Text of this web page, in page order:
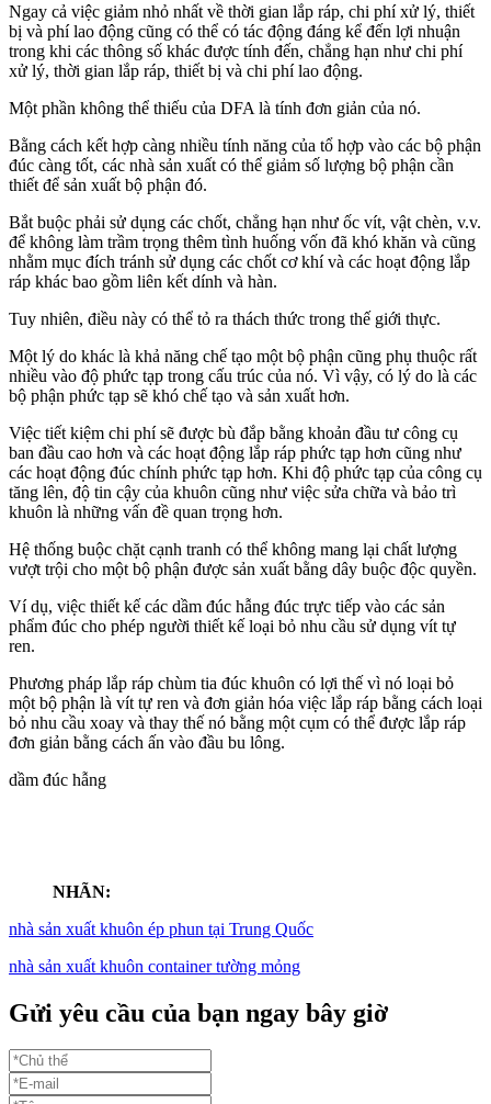
Ngay cả việc giảm nhỏ nhất về thời gian lắp ráp, chi phí xử lý, thiết
bị và phí lao động cũng có thể có tác động đáng kể đến lợi nhuận
trong khi các thông số khác được tính đến, chẳng hạn như chi phí
xử lý, thời gian lắp ráp, thiết bị và chi phí lao động.
Một phần không thể thiếu của DFA là tính đơn giản của nó.
Bằng cách kết hợp càng nhiều tính năng của tổ hợp vào các bộ phận
đúc càng tốt, các nhà sản xuất có thể giảm số lượng bộ phận cần
thiết để sản xuất bộ phận đó.
Bắt buộc phải sử dụng các chốt, chẳng hạn như ốc vít, vật chèn, v.v.
để không làm trầm trọng thêm tình huống vốn đã khó khăn và cũng
nhằm mục đích tránh sử dụng các chốt cơ khí và các hoạt động lắp
ráp khác bao gồm liên kết dính và hàn.
Tuy nhiên, điều này có thể tỏ ra thách thức trong thế giới thực.
Một lý do khác là khả năng chế tạo một bộ phận cũng phụ thuộc rất
nhiều vào độ phức tạp trong cấu trúc của nó. Vì vậy, có lý do là các
bộ phận phức tạp sẽ khó chế tạo và sản xuất hơn.
Việc tiết kiệm chi phí sẽ được bù đắp bằng khoản đầu tư công cụ
ban đầu cao hơn và các hoạt động lắp ráp phức tạp hơn cũng như
các hoạt động đúc chính phức tạp hơn. Khi độ phức tạp của công cụ
tăng lên, độ tin cậy của khuôn cũng như việc sửa chữa và bảo trì
khuôn là những vấn đề quan trọng hơn.
Hệ thống buộc chặt cạnh tranh có thể không mang lại chất lượng
vượt trội cho một bộ phận được sản xuất bằng dây buộc độc quyền.
Ví dụ, việc thiết kế các dầm đúc hẫng đúc trực tiếp vào các sản
phẩm đúc cho phép người thiết kế loại bỏ nhu cầu sử dụng vít tự
ren.
Phương pháp lắp ráp chùm tia đúc khuôn có lợi thế vì nó loại bỏ
một bộ phận là vít tự ren và đơn giản hóa việc lắp ráp bằng cách loại
bỏ nhu cầu xoay và thay thế nó bằng một cụm có thể được lắp ráp
đơn giản bằng cách ấn vào đầu bu lông.
dầm đúc hẫng
NHÃN:
nhà sản xuất khuôn ép phun tại Trung Quốc
nhà sản xuất khuôn container tường mỏng
Gửi yêu cầu của bạn ngay bây giờ